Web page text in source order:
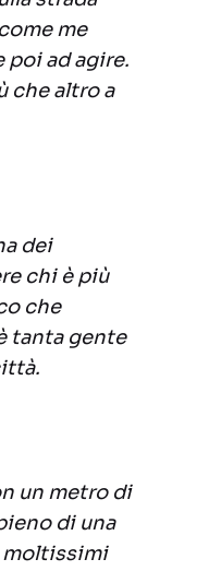
me
poi ad agire.
che altro a
dei
chi è più
che
tanta gente
un metro di
di una
moltissimi